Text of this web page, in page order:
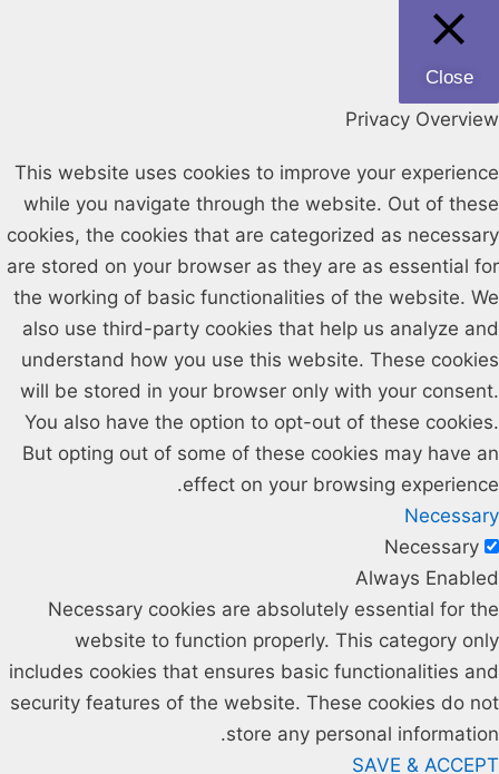
Close
Privacy Overview
This website uses cookies to improve your experience
while you navigate through the website. Out of these
cookies, the cookies that are categorized as necessary
are stored on your browser as they are as essential for
the working of basic functionalities of the website. We
also use third-party cookies that help us analyze and
understand how you use this website. These cookies
will be stored in your browser only with your consent.
You also have the option to opt-out of these cookies.
But opting out of some of these cookies may have an
effect on your browsing experience.
Necessary
Necessary
Always Enabled
Necessary cookies are absolutely essential for the
website to function properly. This category only
includes cookies that ensures basic functionalities and
security features of the website. These cookies do not
store any personal information.
SAVE & ACCEPT